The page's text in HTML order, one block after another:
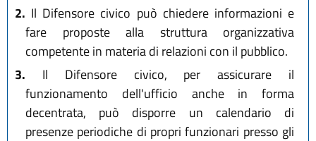
2. Il Difensore civico può chiedere informazioni e
fare proposte alla struttura organizzativa
competente in materia di relazioni con il pubblico.
3. Il Difensore civico, per assicurare il
funzionamento dell'ufficio anche in forma
decentrata, può disporre un calendario di
presenze periodiche di propri funzionari presso gli